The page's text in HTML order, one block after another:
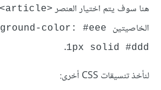
هنا سوف يتم اختيار العنصر <article>
الخاصيتين
1px solid #ddd
.
لنأخذ تنسيقات CSS أخرى: